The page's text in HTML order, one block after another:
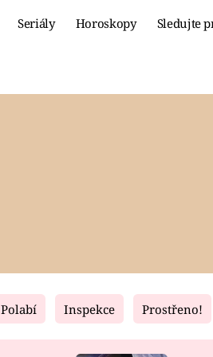
Seriály Horoskopy Sledujte
Fresh
Polabí Inspekce Prostřeno!